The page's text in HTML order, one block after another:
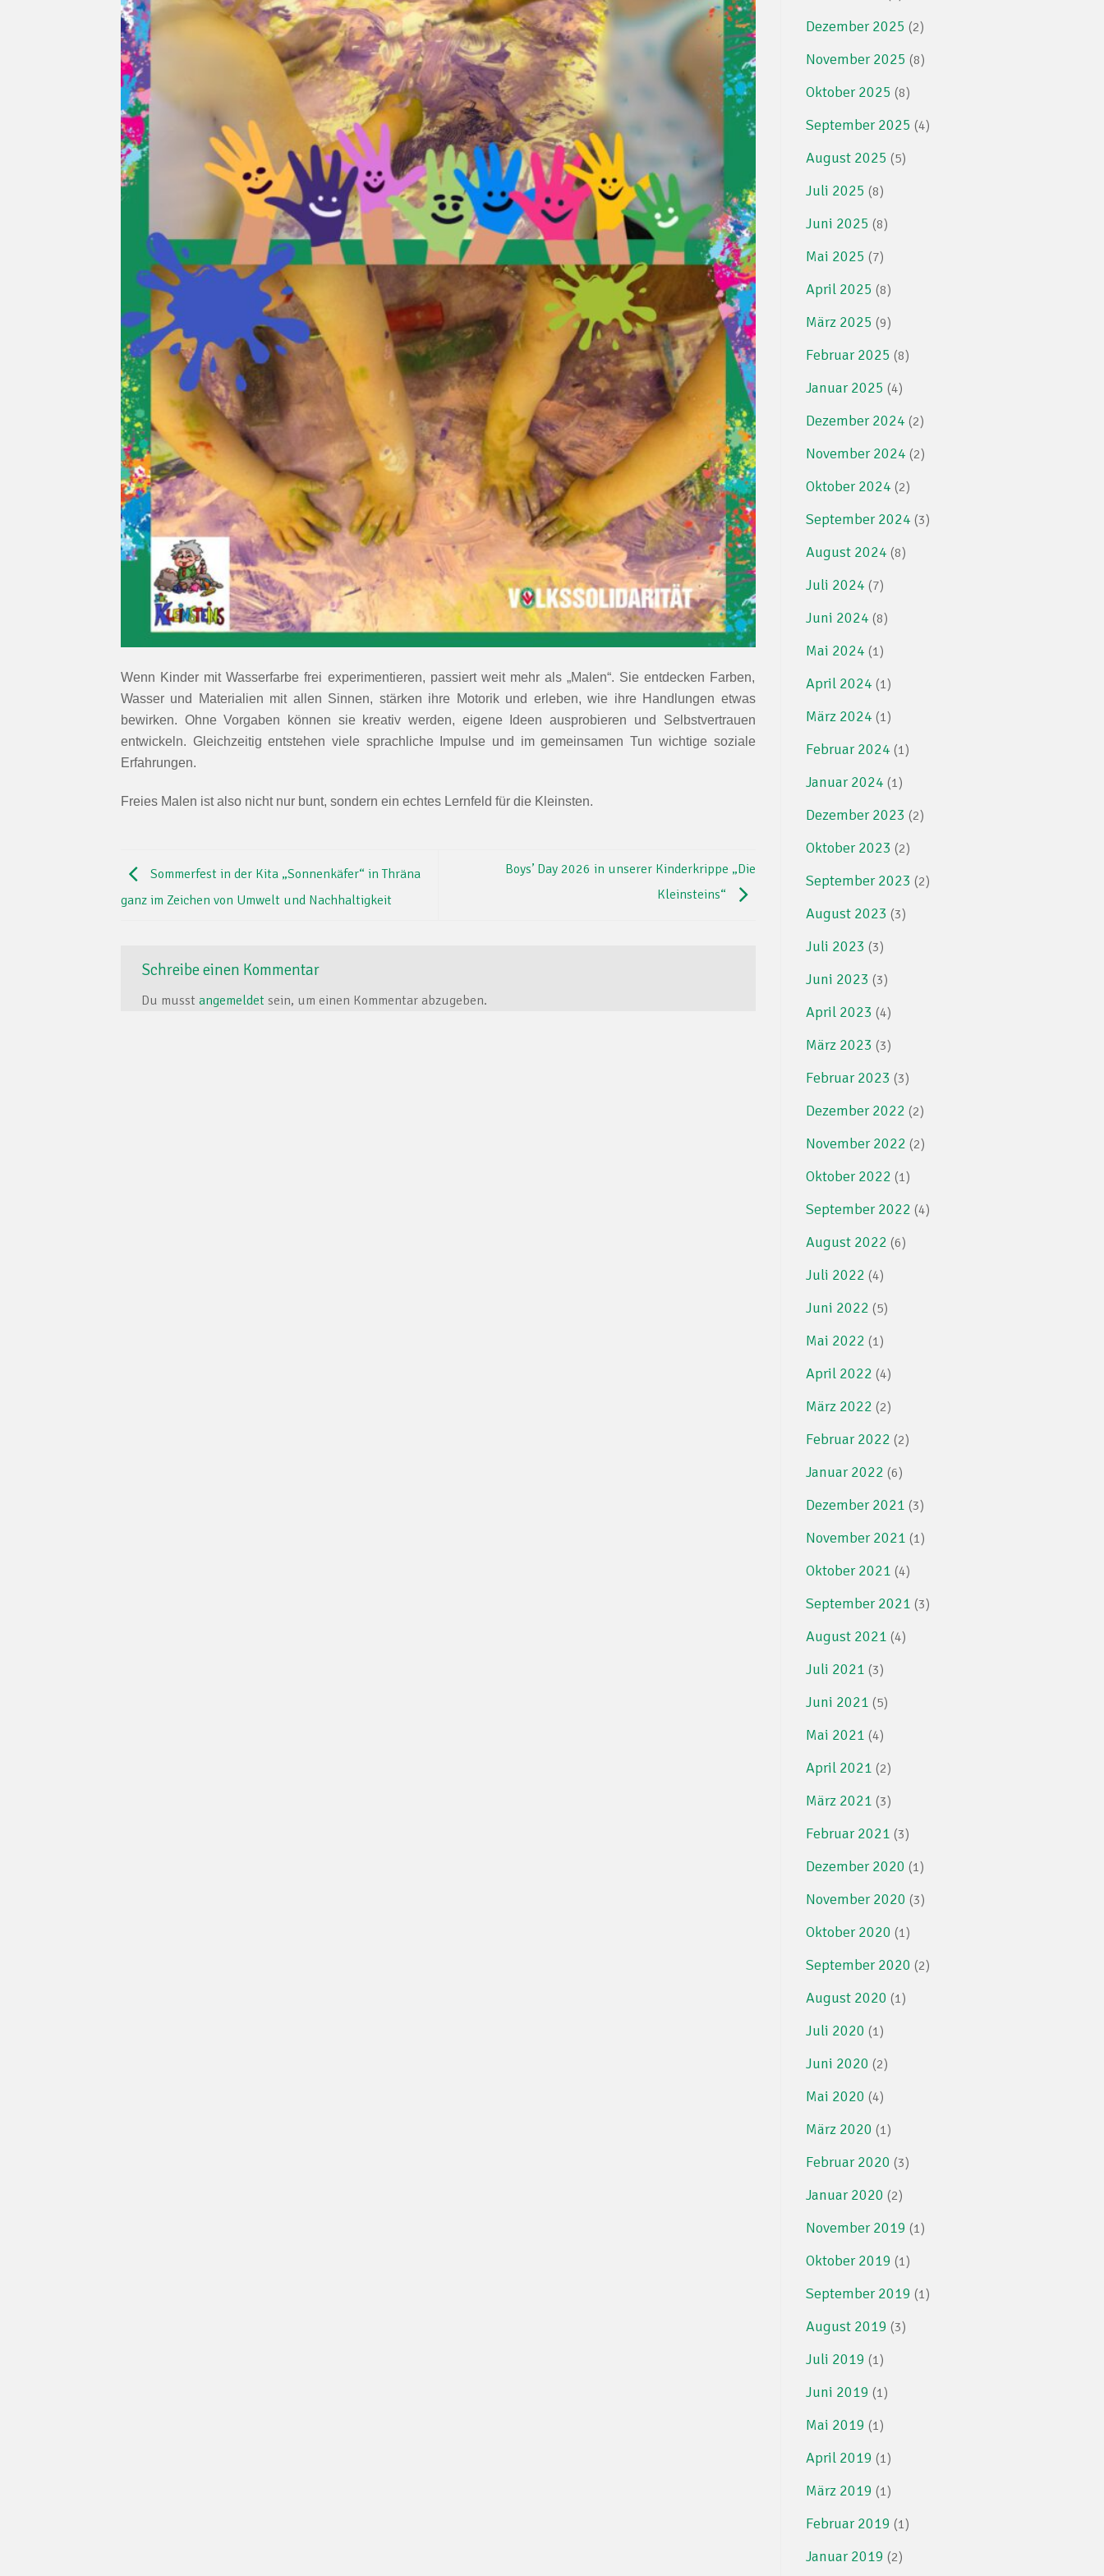
Wenn Kinder mit Wasserfarbe frei experimentieren, passiert weit mehr als „Malen“. Sie entdecken Farben,
Wasser und Materialien mit allen Sinnen, stärken ihre Motorik und erleben, wie ihre Handlungen etwas
bewirken. Ohne Vorgaben können sie kreativ werden, eigene Ideen ausprobieren und Selbstvertrauen
entwickeln. Gleichzeitig entstehen viele sprachliche Impulse und im gemeinsamen Tun wichtige soziale
Erfahrungen.
Freies Malen ist also nicht nur bunt, sondern ein echtes Lernfeld für die Kleinsten.
Sommerfest in der Kita „Sonnenkäfer“ in Thräna
ganz im Zeichen von Umwelt und Nachhaltigkeit
Boys’ Day 2026 in unserer Kinderkrippe „Die
Kleinsteins“
Schreibe einen Kommentar
Du musst angemeldet sein, um einen Kommentar abzugeben.
Dezember 2025 (2)
November 2025 (8)
Oktober 2025 (8)
September 2025 (4)
August 2025 (5)
Juli 2025 (8)
Juni 2025 (8)
Mai 2025 (7)
April 2025 (8)
März 2025 (9)
Februar 2025 (8)
Januar 2025 (4)
Dezember 2024 (2)
November 2024 (2)
Oktober 2024 (2)
September 2024 (3)
August 2024 (8)
Juli 2024 (7)
Juni 2024 (8)
Mai 2024 (1)
April 2024 (1)
März 2024 (1)
Februar 2024 (1)
Januar 2024 (1)
Dezember 2023 (2)
Oktober 2023 (2)
September 2023 (2)
August 2023 (3)
Juli 2023 (3)
Juni 2023 (3)
April 2023 (4)
März 2023 (3)
Februar 2023 (3)
Dezember 2022 (2)
November 2022 (2)
Oktober 2022 (1)
September 2022 (4)
August 2022 (6)
Juli 2022 (4)
Juni 2022 (5)
Mai 2022 (1)
April 2022 (4)
März 2022 (2)
Februar 2022 (2)
Januar 2022 (6)
Dezember 2021 (3)
November 2021 (1)
Oktober 2021 (4)
September 2021 (3)
August 2021 (4)
Juli 2021 (3)
Juni 2021 (5)
Mai 2021 (4)
April 2021 (2)
März 2021 (3)
Februar 2021 (3)
Dezember 2020 (1)
November 2020 (3)
Oktober 2020 (1)
September 2020 (2)
August 2020 (1)
Juli 2020 (1)
Juni 2020 (2)
Mai 2020 (4)
März 2020 (1)
Februar 2020 (3)
Januar 2020 (2)
November 2019 (1)
Oktober 2019 (1)
September 2019 (1)
August 2019 (3)
Juli 2019 (1)
Juni 2019 (1)
Mai 2019 (1)
April 2019 (1)
März 2019 (1)
Februar 2019 (1)
Januar 2019 (2)